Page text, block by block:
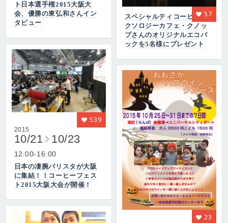
ト日本選手権2015大阪大
会、優勝の東弘和さんイン
タビュー
2015
10/21 10/23
12:00-16:00
日本の凄腕バリスタが大阪
に集結！！コーヒーフェス
ト2015大阪大会が開催！
539
スペシャルティコーヒー&ミ
クソロジーカフェ・クノッ
プさんのオリジナルエコバ
ックを5名様にプレゼント
57
23